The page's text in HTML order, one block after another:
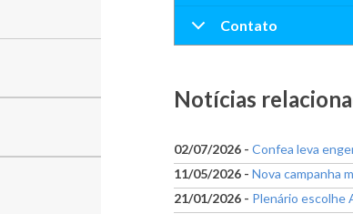
Contato
Notícias
02/07/2026 - Confea leva
11/05/2026 - Nova campanha
21/01/2026 - Plenário escolhe